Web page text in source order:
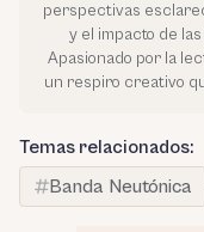
perspectivas
y el impacto de
Apasionado por la
un respiro creativo
Temas relacionados:
Banda Neutónica